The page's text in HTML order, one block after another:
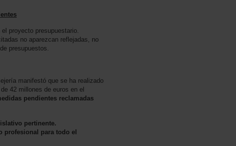
proyecto presupuestario.
no aparezcan reflejadas, no
presupuestos.
manifestó que se ha realizado
42 millones de euros en el
pendientes reclamadas
pertinente.
profesional para todo el